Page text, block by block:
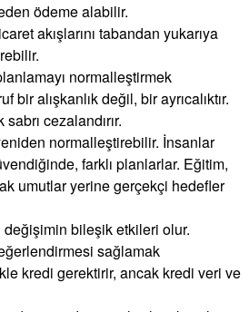
ödeme alabilir.
akışlarını tabandan yukarıya
normalleştirmek
bir alışkanlık değil, bir ayrıcalıktır.
cezalandırır.
normalleştirebilir. İnsanlar
farklı planlarlar. Eğitim,
umutlar yerine gerçekçi hedefler
bileşik etkileri olur.
sağlamak
kredi gerektirir, ancak kredi veri ve